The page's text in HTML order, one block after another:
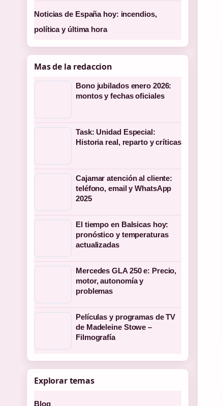
Noticias de España hoy: incendios,
política y última hora
Mas de la redaccion
Bono jubilados enero 2026:
montos y fechas oficiales
Task: Unidad Especial:
Historia real, reparto y críticas
Cajamar atención al cliente:
teléfono, email y WhatsApp
2025
El tiempo en Balsicas hoy:
pronóstico y temperaturas
actualizadas
Mercedes GLA 250 e: Precio,
motor, autonomía y
problemas
Películas y programas de TV
de Madeleine Stowe –
Filmografía
Explorar temas
Blog